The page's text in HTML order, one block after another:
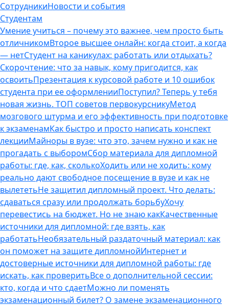
СотрудникиНовости и события
Студентам
Умение учиться – почему это важнее, чем просто быть
отличникомВторое высшее онлайн: когда стоит, а когда
— нетСтудент на каникулах: работать или отдыхать?
Скорочтение: что за навык, кому пригодится, как
освоитьПрезентация к курсовой работе и 10 ошибок
студента при ее оформленииПоступил? Теперь у тебя
новая жизнь. ТОП советов первокурсникуМетод
мозгового штурма и его эффективность при подготовке
к экзаменамКак быстро и просто написать конспект
лекцииМайноры в вузе: что это, зачем нужно и как не
прогадать с выборомСбор материала для дипломной
работы: где, как, сколькоХодить или не ходить: кому
реально дают свободное посещение в вузе и как не
вылететьНе защитил дипломный проект. Что делать:
сдаваться сразу или продолжать борьбуХочу
перевестись на бюджет. Но не знаю какКачественные
источники для дипломной: где взять, как
работатьНеобязательный раздаточный материал: как
он поможет на защите дипломнойИнтернет и
достоверные источники для дипломной работы: где
искать, как проверитьВсе о дополнительной сессии:
кто, когда и что сдаетМожно ли поменять
экзаменационный билет? О замене экзаменационного